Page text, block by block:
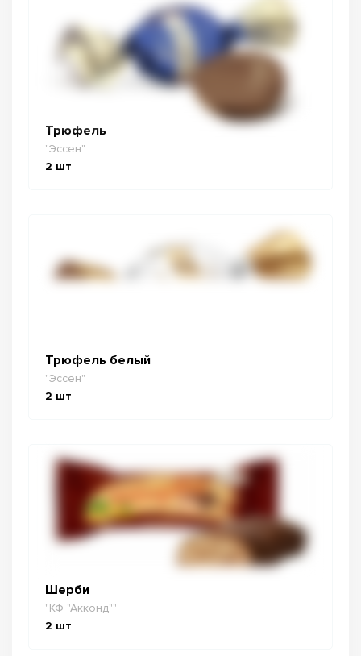
Трюфель
"Эссен"
2 шт
Трюфель белый
"Эссен"
2 шт
Шерби
"КФ "Акконд""
2 шт